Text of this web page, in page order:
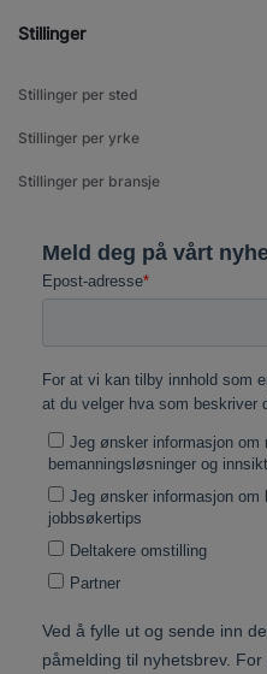
Stillinger
Stillinger per sted
Stillinger per yrke
Stillinger per bransje